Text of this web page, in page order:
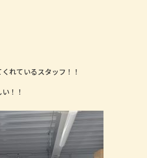
れているスタッフ！！
！！